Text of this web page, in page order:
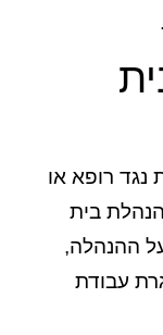
נגד רופא או
בית
ההנהלה,
עבודת